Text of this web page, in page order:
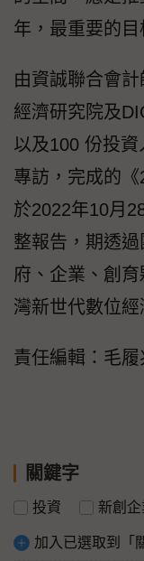
年，最重要的目
由資誠聯合會
經濟研究院及
以及100 份投
專訪，完成的《
於2022年10月
整報告，期透
府、企業、創
灣新世代數位經
責任編輯：毛履
關鍵字
投資 新創企
加入已選取到「